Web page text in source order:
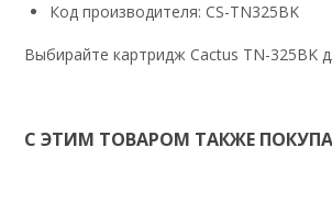
Код производителя: CS-TN325BK
Выбирайте картридж Cactus TN-325BK
С ЭТИМ ТОВАРОМ ТАКЖЕ